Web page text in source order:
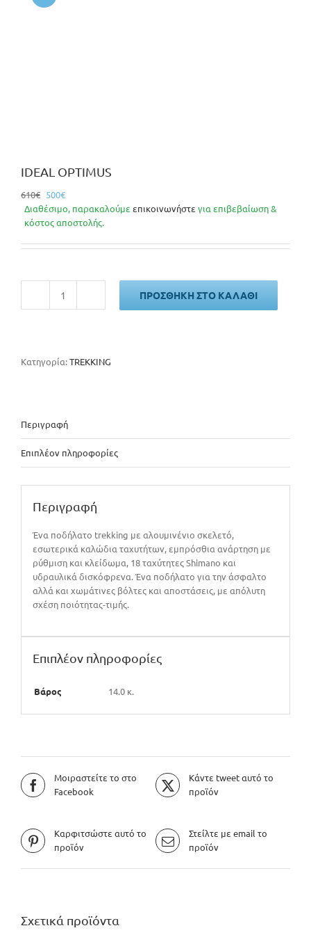
IDEAL OPTIMUS
610€ Original
price
was:
500€Η
τρέχουσα
τιμή
500€.
Διαθέσιμο, παρακαλούμε επικοινωνήστε για επιβεβαίωση &
κόστος αποστολής.
IDEAL
ΠΡΟΣΘΉΚΗ ΣΤΟ ΚΑΛΆΘΙ
Κατηγορία:TREKKING
Περιγραφή
Επιπλέον πληροφορίες
Περιγραφή
Ένα ποδήλατο trekking με αλουμινένιο σκελετό,
εσωτερικά καλώδια ταχυτήτων, εμπρόσθια ανάρτηση με
ρύθμιση και κλείδωμα, 18 ταχύτητες Shimano και
υδραυλικά δισκόφρενα. Ένα ποδήλατο για την άσφαλτο
αλλά και χωμάτινες βόλτες και αποστάσεις, με απόλυτη
σχέση ποιότητας-τιμής.
Επιπλέον πληροφορίες
Βάρος 14.0 κ.
Μοιραστείτε το στο
Facebook
Κάντε tweet αυτό το
προϊόν
Καρφιτσώστε αυτό το
προϊόν
Στείλτε με email το
προϊόν
Σχετικά προϊόντα